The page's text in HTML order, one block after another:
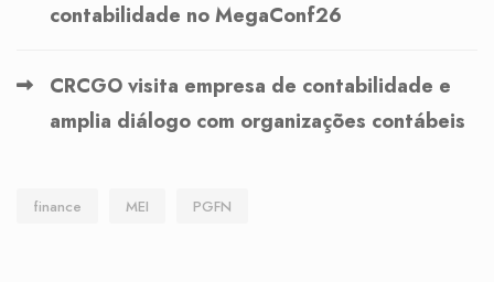
contabilidade no MegaConf26
CRCGO visita empresa de contabilidade e
amplia diálogo com organizações contábeis
finance MEI PGFN